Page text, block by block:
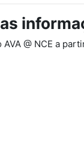
@ NCE a